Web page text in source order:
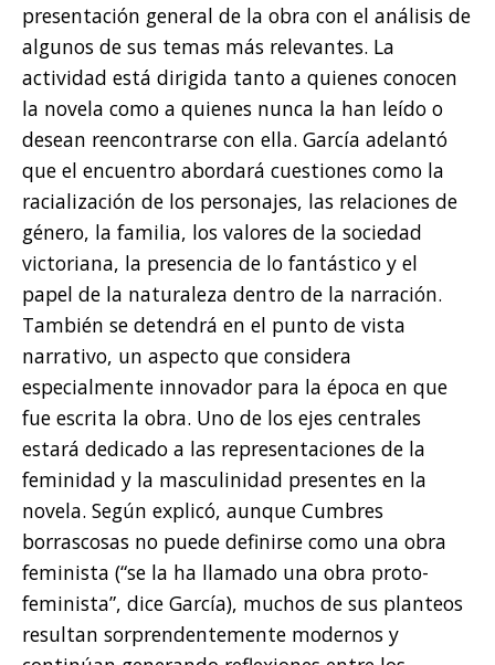
presentación general de la obra con el análisis de
algunos de sus temas más relevantes. La
actividad está dirigida tanto a quienes conocen
la novela como a quienes nunca la han leído o
desean reencontrarse con ella. García adelantó
que el encuentro abordará cuestiones como la
racialización de los personajes, las relaciones de
género, la familia, los valores de la sociedad
victoriana, la presencia de lo fantástico y el
papel de la naturaleza dentro de la narración.
También se detendrá en el punto de vista
narrativo, un aspecto que considera
especialmente innovador para la época en que
fue escrita la obra. Uno de los ejes centrales
estará dedicado a las representaciones de la
feminidad y la masculinidad presentes en la
novela. Según explicó, aunque Cumbres
borrascosas no puede definirse como una obra
feminista (“se la ha llamado una obra proto-
feminista”, dice García), muchos de sus planteos
resultan sorprendentemente modernos y